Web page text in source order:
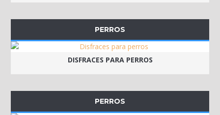
PERROS
DISFRACES PARA PERROS
PERROS